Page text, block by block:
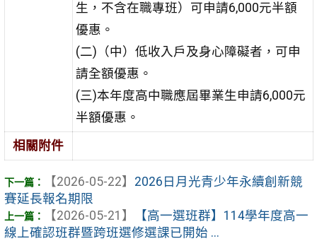
生，不含在職專班）可申請6,000元半額
優惠。
(二)（中）低收入戶及身心障礙者，可申
請全額優惠。
(三)本年度高中職應屆畢業生申請6,000元
半額優惠。
相關附件
【2026-05-22】 2026日月光青少年永續創新競
賽延長報名期限
【2026-05-21】
【高一選班群】114學年度高一
線上確認班群暨跨班選修選課已開始 ...